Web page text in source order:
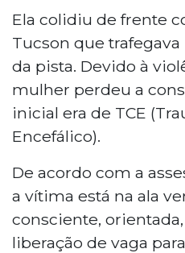
Ela colidiu de frente
Tucson que
da pista. Devido à
mulher perdeu a
inicial era de TCE
Encefálico).
De acordo com a
a vítima está na ala
consciente,
liberação de vaga